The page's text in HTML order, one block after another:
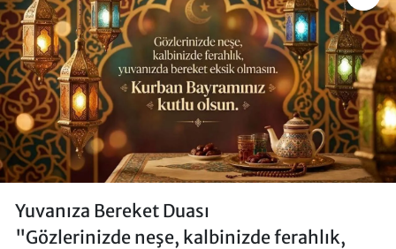
Yuvanıza Bereket Duası
"Gözlerinizde neşe, kalbinizde ferahlık,